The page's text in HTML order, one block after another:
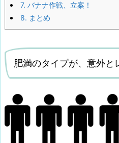
7. バナナ作戦、立案！
8. まとめ
肥満のタイプが、意外と